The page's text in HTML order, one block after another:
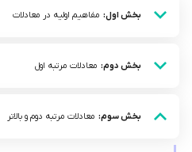
بخش اول: مفاهیم اولیه در معادلات
بخش دوم: معادلات مرتبه اول
بخش سوم: معادلات مرتبه دوم و بالاتر